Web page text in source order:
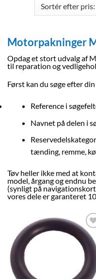
Motorpakninger
Opdag et stort udvalg af
til reparation og
Først kan du søge efter
Reference i
Navnet på delen i
tænding, remme,
Tøv heller ikke med at
model, årgang og endnu
(synligt på
vores deleer garanteret
AJOUTER
À LA
LISTE
D’ENVIES